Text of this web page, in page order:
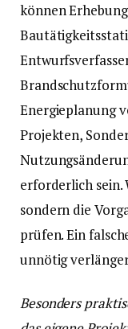
können
Energieplanung
Projekten,
erforderlich sein.
sondern die
prüfen. Ein
unnötig
Besonders